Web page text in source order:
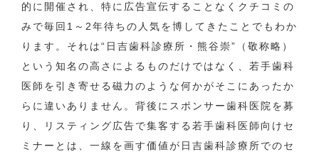
的に開催され、特に広告宣伝することなくクチコミの
みで毎回1～2年待ちの人気を博してきたことでもわか
ります。それは“日吉歯科診療所・熊谷崇”（敬称略）
という知名の高さによるものだけではなく、若手歯科
医師を引き寄せる磁力のような何かがそこにあったか
らに違いありません。背後にスポンサー歯科医院を募
り、リスティング広告で集客する若手歯科医師向けセ
ミナーとは、一線を画す価値が日吉歯科診療所でのセ